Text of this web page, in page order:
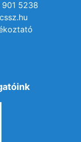
5238